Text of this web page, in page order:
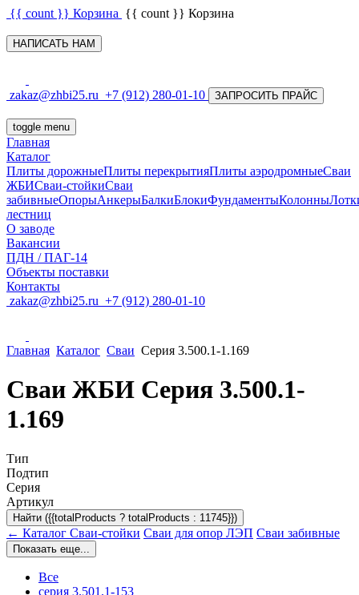
{{ count }} Корзина {{ count }} Корзина
НАПИСАТЬ НАМ
zakaz@zhbi25.ru +7 (912) 280-01-10 ЗАПРОСИТЬ ПРАЙС
toggle menu
Главная
Каталог
Плиты дорожныеПлиты перекрытияПлиты аэродромныеСваи
ЖБИСваи-стойкиСваи
забивныеОпорыАнкерыБалкиБлокиФундаментыКолонны
лестниц
О заводе
Вакансии
ПДН / ПАГ-14
Объекты поставки
Контакты
zakaz@zhbi25.ru +7 (912) 280-01-10
Главная Каталог Сваи Серия 3.500.1-1.169
Сваи ЖБИ Серия 3.500.1-
1.169
Тип
Подтип
Серия
Артикул
Найти ({{totalProducts ? totalProducts : 11745}})
← Каталог Сваи-стойки Сваи для опор ЛЭП Сваи забивные
Показать еще...
Все
серия 3.501.1-153